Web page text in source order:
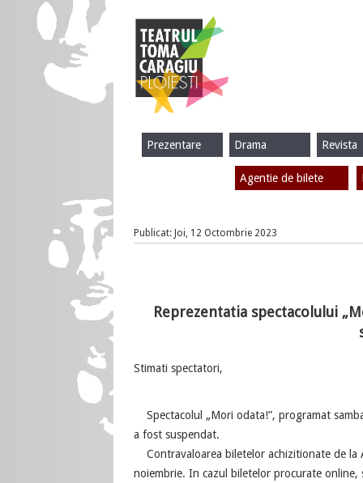
Revista
Drama
Prezentare
Agentie de bilete
Publicat: Joi, 12 Octombrie 2023
Reprezentatia spectacolului
Stimati spectatori,
Spectacolul „Mori odata!”, programat
a fost suspendat.
Contravaloarea biletelor achizitionate de la
noiembrie. In cazul biletelor procurate